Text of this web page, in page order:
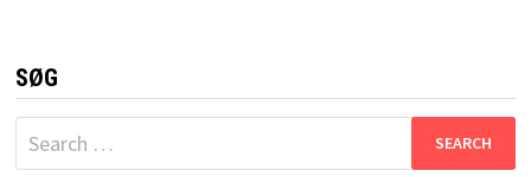
SØG
Search
for: